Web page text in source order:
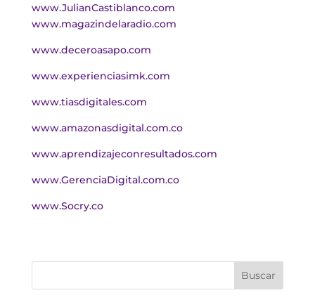
www.JulianCastiblanco.com
www.magazindelaradio.com
www.deceroasapo.com
www.experienciasimk.com
www.tiasdigitales.com
www.amazonasdigital.com.co
www.aprendizajeconresultados.com
www.GerenciaDigital.com.co
www.Socry.co
Buscar